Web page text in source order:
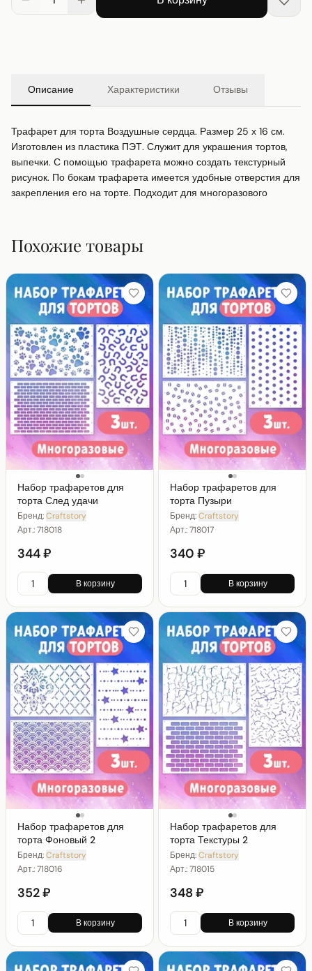
Описание Характеристики Отзывы
Трафарет для торта Воздушные сердца. Размер 25 х 16 см.
Изготовлен из пластика ПЭТ. Служит для украшения тортов,
выпечки. С помощью трафарета можно создать текстурный
рисунок. По бокам трафарета имеется удобные отверстия для
закрепления его на торте. Подходит для многоразового
Похожие товары
Набор трафаретов для
торта След удачи
Бренд:Craftstory
Арт.:718018
344 ₽
В корзину
Набор трафаретов для
торта Пузыри
Бренд:Craftstory
Арт.:718017
340 ₽
В корзину
Набор трафаретов для
торта Фоновый 2
Бренд:Craftstory
Арт.:718016
352 ₽
В корзину
Набор трафаретов для
торта Текстуры 2
Бренд:Craftstory
Арт.:718015
348 ₽
В корзину